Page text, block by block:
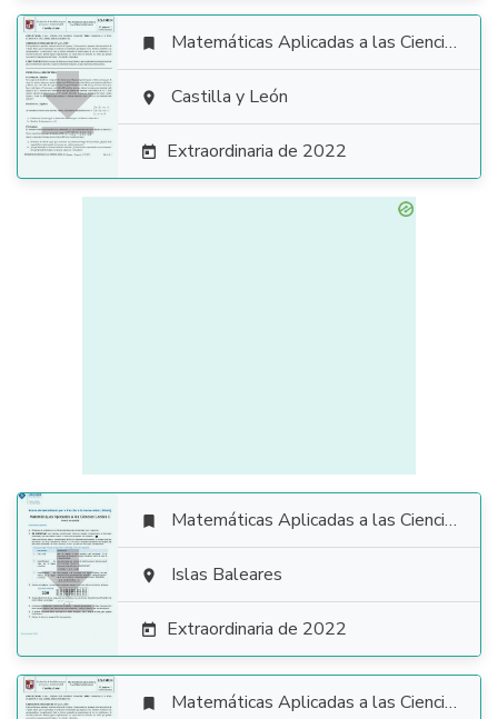

 Matemáticas Aplicadas a las Ciencias Sociales
 Castilla y León
 Extraordinaria de 2022

 Matemáticas Aplicadas a las Ciencias Sociales
 Islas Baleares
 Extraordinaria de 2022
 Matemáticas Aplicadas a las Ciencias Sociales